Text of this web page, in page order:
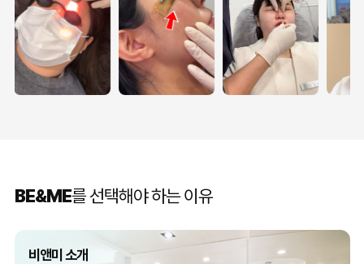
BE&ME를 선택해야 하는 이유
비앤미 소개